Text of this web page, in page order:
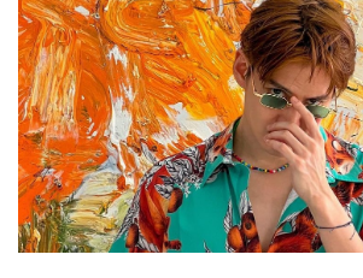
งานนี้สาวเชียร์กับคุณแม่นกมาเปิดใจผ่านท
บshow ทางช่อง วัน31 ที่มีพีเคปิยะวัฒน์ แ
พิธีกรดำเนินรายการ